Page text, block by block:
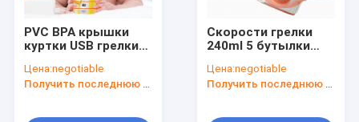
PVC BPA крышки
куртки USB грелки
молока
портативный
Цена:negotiable
Получить последнюю цену
Скорости грелки
240ml 5 бутылки
квадратного
молока
дисплеем LCD
Цена:negotiable
Получить последнюю цену